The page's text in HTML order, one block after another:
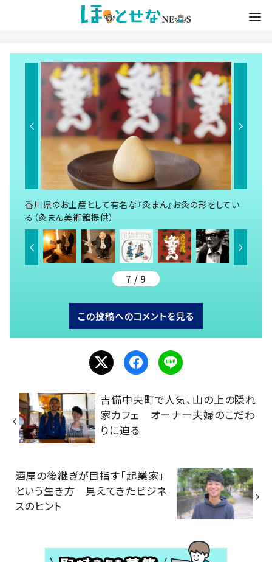
香川県のお土産として有名な『灸まん』お灸の形をしてい
る（灸まん美術館提供）
7 / 9
この投稿へのコメントを見る
吉備中央町で人気、山の上の隠れ
家カフェ オーナー夫婦のこだわ
りに迫る
酒屋の後継ぎが目指す「起業家」
という生き方 見えてきたビジネ
スのヒント